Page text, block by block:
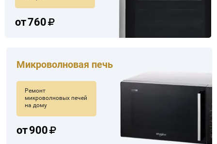
от760
Микроволновая печь
Ремонт
микроволновых печей
на дому
от900